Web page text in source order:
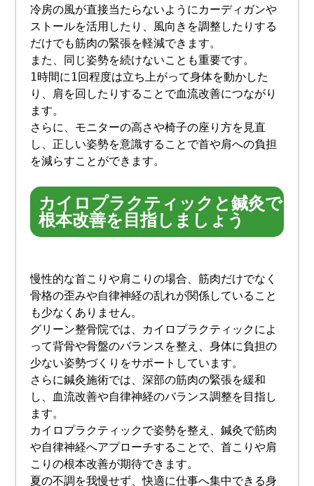
冷房の風が直接当たらないようにカーディガンや
ストールを活用したり、風向きを調整したりする
だけでも筋肉の緊張を軽減できます。
また、同じ姿勢を続けないことも重要です。
1時間に1回程度は立ち上がって身体を動かした
り、肩を回したりすることで血流改善につながり
ます。
さらに、モニターの高さや椅子の座り方を見直
し、正しい姿勢を意識することで首や肩への負担
を減らすことができます。
カイロプラクティックと鍼灸で
根本改善を目指しましょう
慢性的な首こりや肩こりの場合、筋肉だけでなく
骨格の歪みや自律神経の乱れが関係していること
も少なくありません。
グリーン整骨院では、カイロプラクティックによ
って背骨や骨盤のバランスを整え、身体に負担の
少ない姿勢づくりをサポートしています。
さらに鍼灸施術では、深部の筋肉の緊張を緩和
し、血流改善や自律神経のバランス調整を目指し
ます。
カイロプラクティックで姿勢を整え、鍼灸で筋肉
や自律神経へアプローチすることで、首こりや肩
こりの根本改善が期待できます。
夏の不調を我慢せず、快適に仕事へ集中できる身